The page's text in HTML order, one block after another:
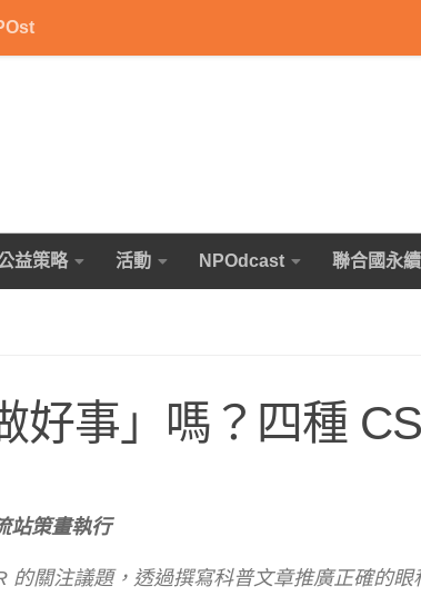
益策略 活動 NPOdcast 聯合國永
好事」嗎？四種
站策畫執行
的關注議題，透過撰寫科普文章推廣正確的